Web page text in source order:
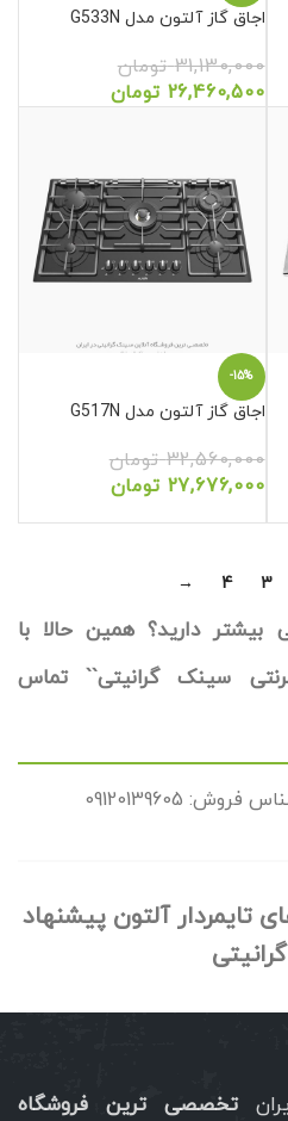
اجاق گاز آلتون مدل G533N
31,130,000 تومان
26,460,500 تومان
-15%
اجاق گاز آلتون مدل G517N
32,560,000 تومان
27,676,000 تومان
3
4
→
بیشتر دارید؟ همین حالا با
سینک گرانیتی`` تماس
تایمردار آلتون پیشنهاد
تخصصی ترین فروشگاه